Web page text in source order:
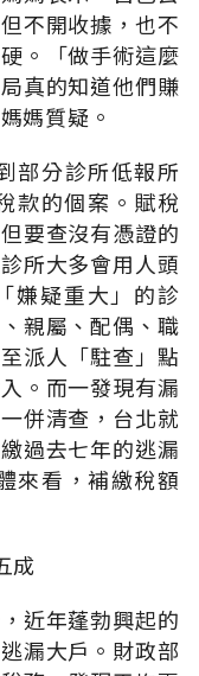
不開收據，也不
。「做手術這麼
真的知道他們賺
媽質疑。
部分診所低報所
款的個案。賦稅
要查沒有憑證的
所大多會用人頭
嫌疑重大」的診
親屬、配偶、職
派人「駐查」點
。而一發現有漏
併清查，台北就
過去七年的逃漏
來看，補繳稅額
成
近年蓬勃興起的
漏大戶。財政部